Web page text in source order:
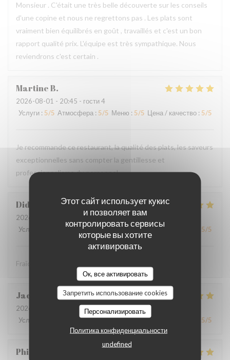
Этот сайт использует кукис
и позволяет вам
контролировать сервисы
которые вы хотите
активировать
Ок, все активировать
Запретить использование cookies
Персонализировать
Политика конфиденциальности
undefined
Monsieur . C'était une très belle découverte sur les conseils
d'une copine et nous ne regrettons pas . Les plats sont
vraiment bien équilibrés en goût , travaillés et c'est un bon
rapport qualité prix. L'équipe est très sympathique. Nous
reviendrons c'est certain .
MartineB
2026-08-01 - 20:45 - гости 4
Услуги : 5/5 Атмосфера : 5/5 Меню : 5/5 Цена / качество : 5/5
Je recommande ce restaurant, la qualité des plats, les saveurs
exceptionnelles sans compter la gentillesse et
professionnalisme du personnel.
Didier
2026-08-01
- 12:30 - гости 4
Услуги
Атмосфера : 5/5 Меню : 5/5 Цена / качество 5/5
Fraîcheur des produits
Jacques
2026-07-31
- 20:30 - гости 2
Услуги
Атмосфера:5/5 Меню:5/5 Цена / качество 5/5
Philippe